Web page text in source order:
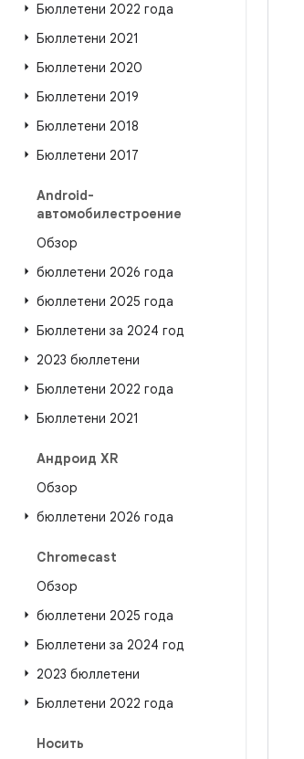
Бюллетени 2022 года
Бюллетени 2021
Бюллетени 2020
Бюллетени 2019
Бюллетени 2018
Бюллетени 2017
Android-
автомобилестроение
Обзор
бюллетени 2026 года
бюллетени 2025 года
Бюллетени за 2024 год
2023 бюллетени
Бюллетени 2022 года
Бюллетени 2021
Андроид XR
Обзор
бюллетени 2026 года
Chromecast
Обзор
бюллетени 2025 года
Бюллетени за 2024 год
2023 бюллетени
Бюллетени 2022 года
Носить